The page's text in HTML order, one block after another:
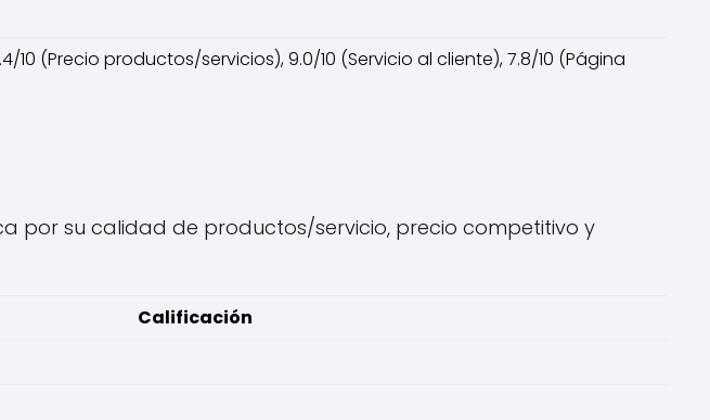
(Precio productos/servicios), 9.0/10 (Servicio al cliente), 7.8/10 (Página
por su calidad de productos/servicio, precio competitivo y
Calificación